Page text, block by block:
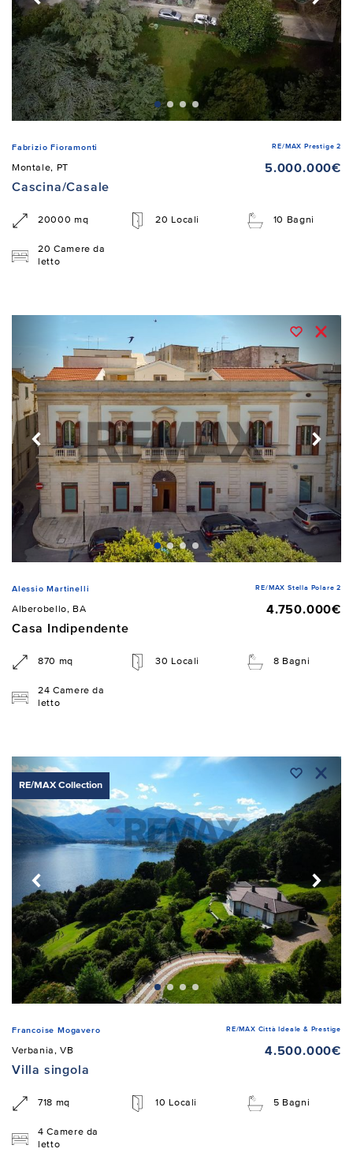
Fabrizio Fioramonti RE/MAX Prestige 2
Montale, PT
5.000.000€
Cascina/Casale
20000 mq 20 Locali 10 Bagni
20 Camere da
letto
Alessio Martinelli RE/MAX Stella Polare 2
Alberobello, BA
4.750.000€
Casa Indipendente
870 mq 30 Locali 8 Bagni
24 Camere da
letto
RE/MAX Collection
Francoise Mogavero RE/MAX Città Ideale & Prestige
Verbania, VB
4.500.000€
Villa singola
718 mq 10 Locali 5 Bagni
4 Camere da
letto